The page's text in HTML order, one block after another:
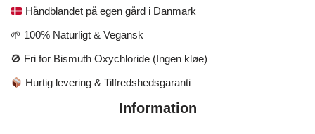
Håndblandet på egen gård i Danmark
🌱 100% Naturligt & Vegansk
🚫 Fri for Bismuth Oxychloride (Ingen kløe)
Hurtig levering & Tilfredshedsgaranti
Information